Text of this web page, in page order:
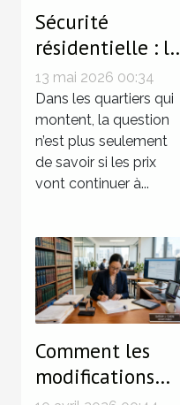
Sécurité
résidentielle : le
détail qui
change la donne
dans l’essor d’un
quartier
13 mai 2026 00:34
Dans les quartiers qui
montent, la question
n’est plus seulement
de savoir si les prix
vont continuer à...
Comment les
modifications